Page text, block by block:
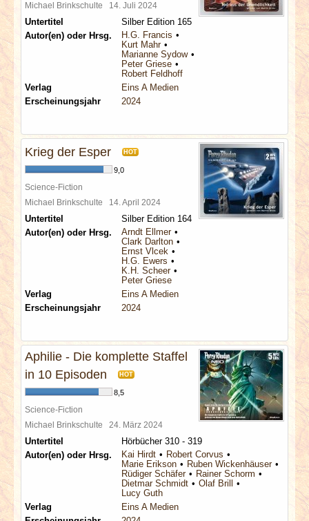
Michael Brinkschulte 14. Juli 2024
Untertitel
Silber Edition 165
Autor(en) oder Hrsg.
H.G. Francis
Kurt Mahr
Marianne Sydow
Peter Griese
Robert Feldhoff
Verlag
Eins A Medien
Erscheinungsjahr
2024
Krieg der Esper HOT
9,0
Science-Fiction
Michael Brinkschulte 14. April 2024
Untertitel
Silber Edition 164
Autor(en) oder Hrsg.
Arndt Ellmer
Clark Darlton
Ernst Vlcek
H.G. Ewers
K.H. Scheer
Peter Griese
Verlag
Eins A Medien
Erscheinungsjahr
2024
Aphilie - Die komplette Staffel
in 10 Episoden
HOT
8,5
Science-Fiction
Michael Brinkschulte 24. März 2024
Untertitel
Hörbücher 310 - 319
Autor(en) oder Hrsg.
Kai Hirdt
Robert Corvus
Marie Erikson
Ruben Wickenhäuser
Rüdiger Schäfer
Rainer Schorm
Dietmar Schmidt
Olaf Brill
Lucy Guth
Verlag
Eins A Medien